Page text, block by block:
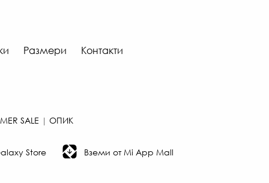
Размери Контакти
SALE | ОПИК
Store Вземи от Mi App Mall